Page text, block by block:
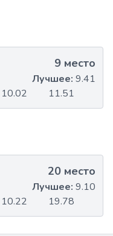
9 место
10.02 11.51
Лучшее: 9.41
20 место
10.22 19.78
Лучшее: 9.10